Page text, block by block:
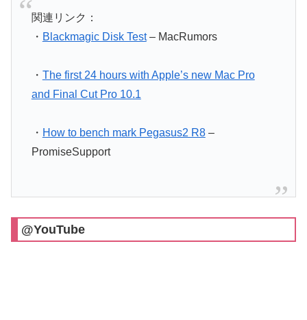
関連リンク：
・ Blackmagic Disk Test– MacRumors
・ The first 24 hours with Apple’s new Mac Pro
and Final Cut Pro 10.1
・ How to bench mark Pegasus2 R8–
PromiseSupport
@YouTube